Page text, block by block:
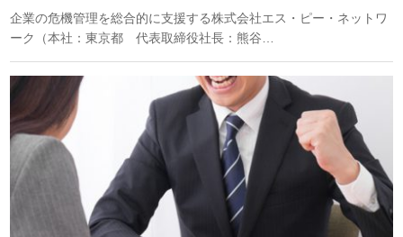
企業の危機管理を総合的に支援する株式会社エス・ピー・ネットワ
ーク（本社：東京都 代表取締役社長：熊谷…